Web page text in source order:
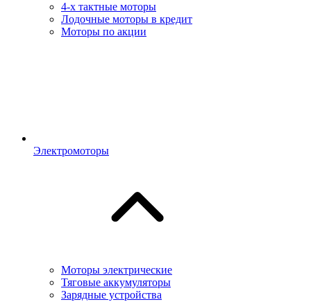
4-х тактные моторы
Лодочные моторы в кредит
Моторы по акции
Электромоторы
Моторы электрические
Тяговые аккумуляторы
Зарядные устройства